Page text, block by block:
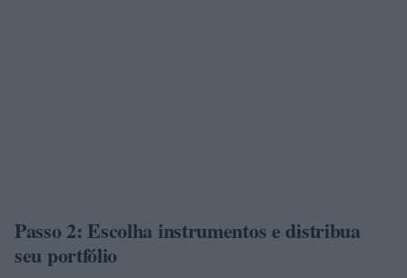
Passo 2: Escolha instrumentos e distribua
seu portfólio